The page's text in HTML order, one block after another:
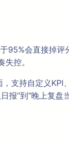
95%会直接掉
控。
支持自定义
”到“晚上复盘